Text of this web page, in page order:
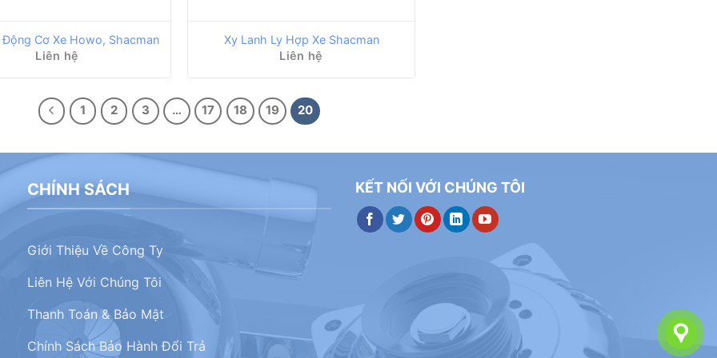
Động Cơ Xe Howo, Shacman
Liên hệ
Xy Lanh Ly Hợp Xe Shacman
Liên hệ
1 2 3 … 17 18 19 20
CHÍNH SÁCH
Giới Thiệu Về Công Ty
Liên Hệ Với Chúng Tôi
Thanh Toán & Bảo Mật
Chính Sách Bảo Hành Đổi Trả
KẾT NỐI VỚI CHÚNG TÔI